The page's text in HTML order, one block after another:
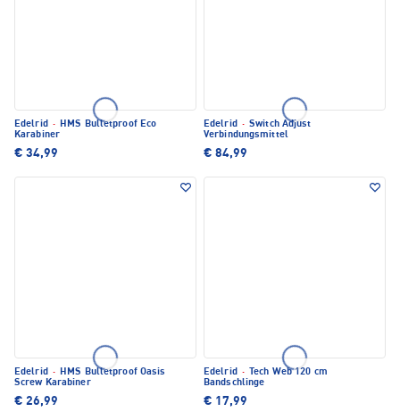
Edelrid · HMS Bulletproof Eco
Karabiner
€ 34,99
Edelrid · Switch Adjust
Verbindungsmittel
€ 84,99
Edelrid · HMS Bulletproof Oasis
Screw Karabiner
€ 26,99
Edelrid ·
Tech Web 120 cm
Bandschlinge
€ 17,99